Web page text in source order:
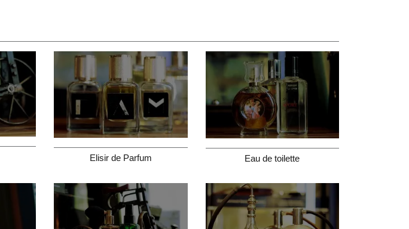
Elisir de Parfum Eau de toilette